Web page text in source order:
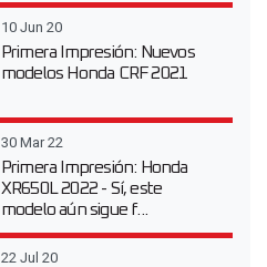
10 Jun 20
Primera Impresión: Nuevos
modelos Honda CRF 2021
30 Mar 22
Primera Impresión: Honda
XR650L 2022 - Sí, este
modelo aún sigue f...
22 Jul 20